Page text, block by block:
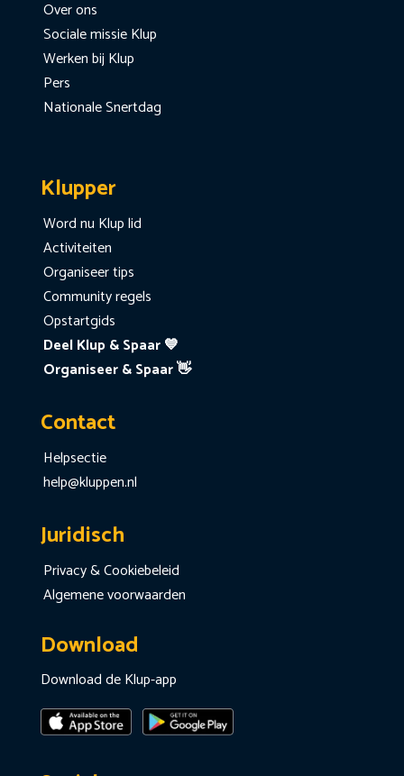
Over ons
Sociale missie Klup
Werken bij Klup
Pers
Nationale Snertdag
Klupper
Word nu Klup lid
Activiteiten
Organiseer tips
Community regels
Opstartgids
Deel Klup & Spaar 💙
Organiseer & Spaar 👋
Contact
Helpsectie
help@kluppen.nl
Juridisch
Privacy & Cookiebeleid
Algemene voorwaarden
Download
Download de Klup-app